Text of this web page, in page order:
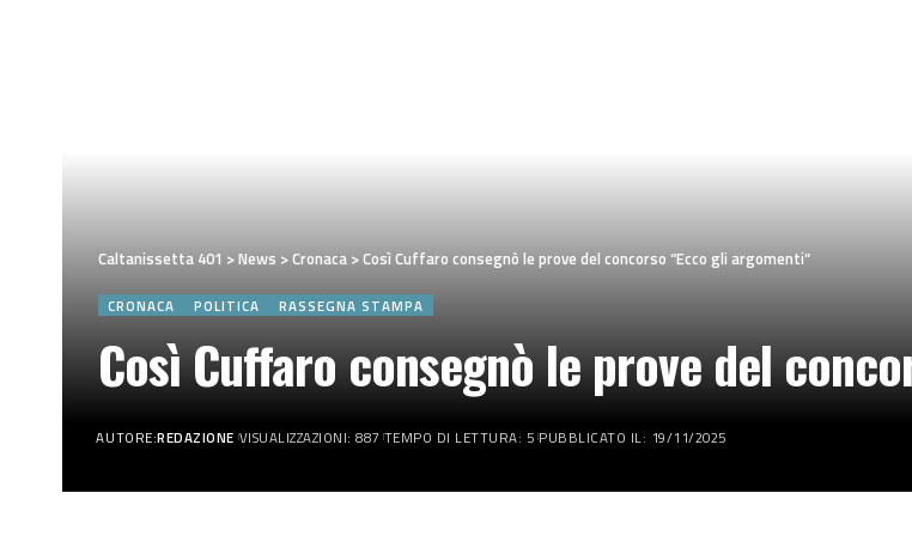
Caltanissetta 401 >News >Cronaca >Così Cuffaro consegnò le prove del concorso “Ecco gli argomenti”
CRONACA POLITICA RASSEGNA STAMPA
Così Cuffaro consegnò le prove del
AUTORE:REDAZIONE VISUALIZZAZIONI: 887 TEMPO DI LETTURA: 5 PUBBLICATO IL: 19/11/2025